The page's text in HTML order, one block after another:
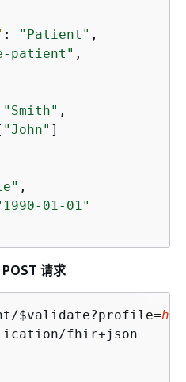
: "Patient" ,
patient" ,
"Smith" ,
"John" ]
,
01-01"
请求
$validate?profile=
fhir+json